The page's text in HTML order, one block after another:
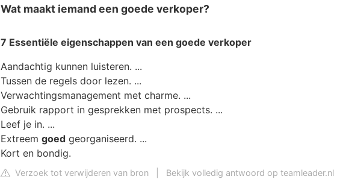
Wat maakt iemand een goede verkoper?
7 Essentiële eigenschappen van een goede verkoper
Aandachtig kunnen luisteren. ...
Tussen de regels door lezen. ...
Verwachtingsmanagement met charme. ...
Gebruik rapport in gesprekken met prospects. ...
Leef je in. ...
Extreem goed georganiseerd. ...
Kort en bondig.
Verzoek tot verwijderen van bron Bekijk volledig antwoord op teamleader.nl